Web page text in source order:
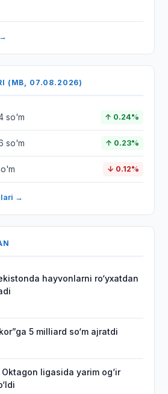
(MB, 07.08.2026)
so'm ↑ 0.24%
so'm ↑ 0.23%
↓ 0.12%
→
hayvonlarni ro‘yxatdan
5 milliard so‘m ajratdi
ligasida yarim og‘ir